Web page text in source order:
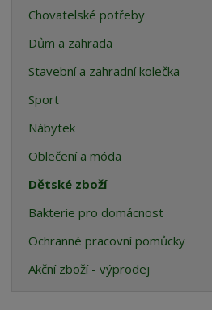
Chovatelské potřeby
Dům a zahrada
Stavební a zahradní kolečka
Sport
Nábytek
Oblečení a móda
Dětské zboží
Bakterie pro domácnost
Ochranné pracovní pomůcky
Akční zboží - výprodej